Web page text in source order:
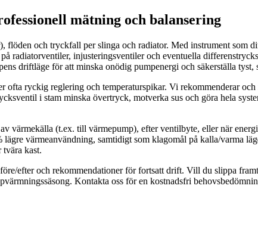
mätning och balansering
och tryckfall per slinga och radiator. Med instrument som
radiatorventiler, injusteringsventiler och eventuella
driftläge för att minska onödig pumpenergi och säkerställa tyst,
ryckig reglering och temperaturspikar. Vi rekommenderar
i stam minska övertryck, motverka sus och göra hela
värmekälla (t.ex. till värmepump), efter ventilbyte, eller när
värmeanvändning, samtidigt som klagomål på kalla/varma
kast.
efter och rekommendationer för fortsatt drift. Vill du slippa
Kontakta oss för en kostnadsfri